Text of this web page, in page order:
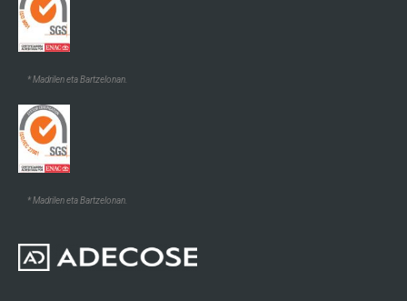
* Madrilen eta Bartzelonan.
* Madrilen eta Bartzelonan.